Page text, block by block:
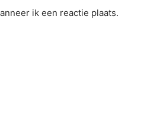
ik een reactie plaats.